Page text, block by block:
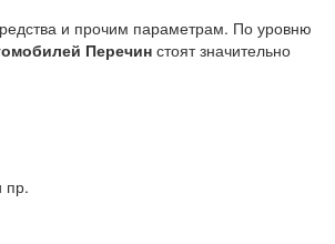
и прочим параметрам. По уровню
Перечин стоят значительно
пр.